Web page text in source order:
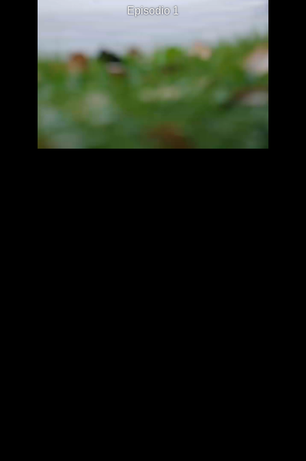
Episodio 1